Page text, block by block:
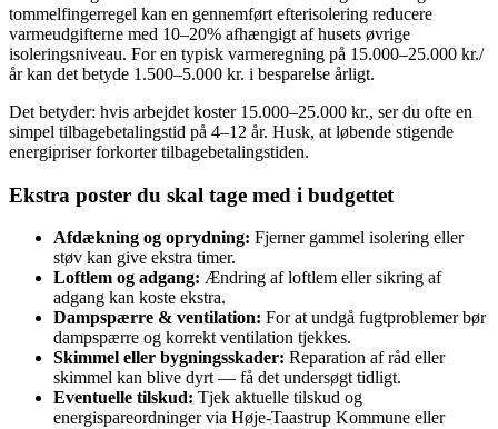
tommelfingerregel kan en gennemført efterisolering reducere
varmeudgifterne med 10–20% afhængigt af husets øvrige
isoleringsniveau. For en typisk varmeregning på 15.000–25.000 kr./
år kan det betyde 1.500–5.000 kr. i besparelse årligt.
Det betyder: hvis arbejdet koster 15.000–25.000 kr., ser du ofte en
simpel tilbagebetalingstid på 4–12 år. Husk, at løbende stigende
energipriser forkorter tilbagebetalingstiden.
Ekstra poster du skal tage med i budgettet
Afdækning og oprydning: Fjerner gammel isolering eller
støv kan give ekstra timer.
Loftlem og adgang: Ændring af loftlem eller sikring af
adgang kan koste ekstra.
Dampspærre & ventilation: For at undgå fugtproblemer bør
dampspærre og korrekt ventilation tjekkes.
Skimmel eller bygningsskader: Reparation af råd eller
skimmel kan blive dyrt — få det undersøgt tidligt.
Eventuelle tilskud: Tjek aktuelle tilskud og
energispareordninger via Høje‑Taastrup Kommune eller